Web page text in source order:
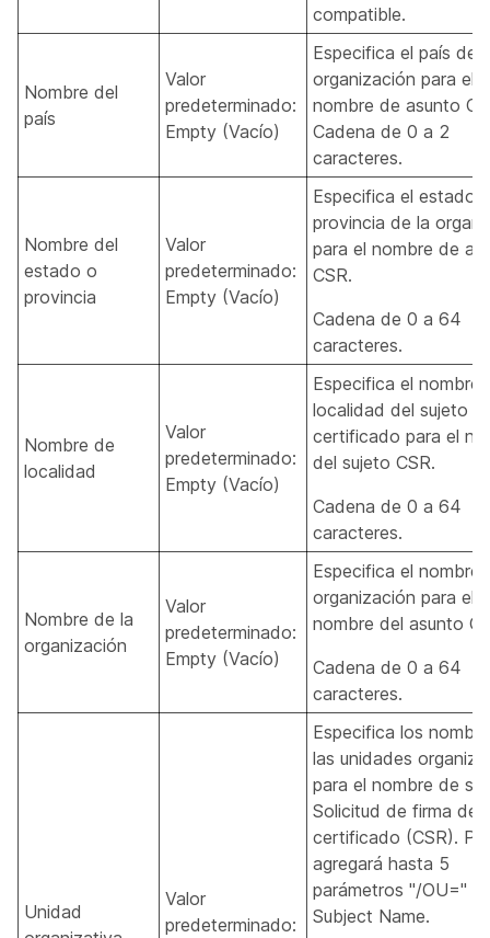
compatible.
Nombre del
país
Valor
predeterminado:
Empty (Vacío)
Especifica el país de
organización para el
nombre de asunto
Cadena de 0 a 2
caracteres.
Nombre del
estado o
provincia
Valor
predeterminado:
Empty (Vacío)
Especifica el estado
provincia de la
para el nombre de
CSR.
Cadena de 0 a 64
caracteres.
Nombre de
localidad
Valor
predeterminado:
Empty (Vacío)
Especifica el nombre
localidad del sujeto
certificado para el
del sujeto CSR.
Cadena de 0 a 64
caracteres.
Nombre de la
organización
Valor
predeterminado:
Empty (Vacío)
Especifica el nombre
organización para el
nombre del asunto
Cadena de 0 a 64
caracteres.
Unidad
Valor
predeterminado:
Especifica los
las unidades
para el nombre de
Solicitud de firma de
certificado (CSR).
agregará hasta 5
parámetros "/OU=" al
Subject Name.